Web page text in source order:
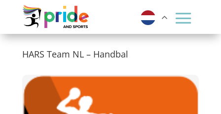
HARS Team NL – Handbal